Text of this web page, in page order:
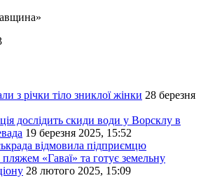
з річки тіло зниклої жінки 28 березня
дослідить скиди води у Ворсклу в
19 березня 2025, 15:52
відмовила підприємцю
«Гаваї» та готує земельну
28 лютого 2025, 15:09